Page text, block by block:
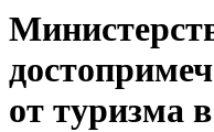
от туризма